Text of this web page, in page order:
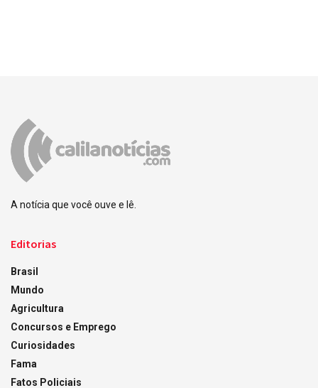
A notícia que você ouve e lê.
Editorias
Brasil
Mundo
Agricultura
Concursos e Emprego
Curiosidades
Fama
Fatos Policiais